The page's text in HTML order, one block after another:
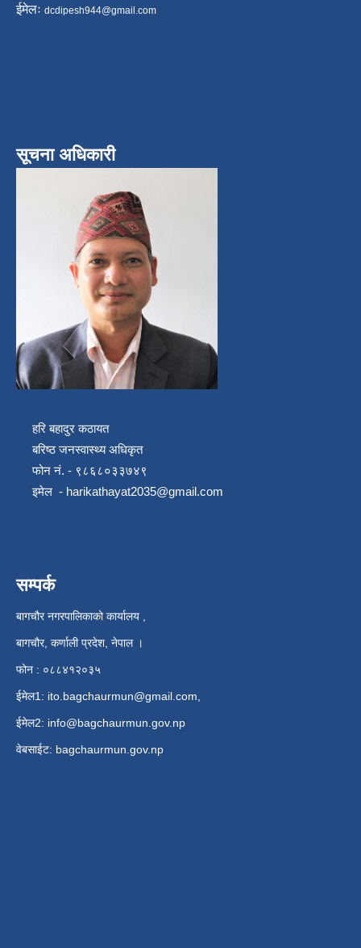
ईमेलः dcdipesh944@gmail.com
सूचना अधिकारी
हरि बहादुर कठायत
बरिष्ठ जनस्वास्थ्य अधिकृत
फोन नं. - ९८६८०३३७४९
इमेल - harikathayat2035@gmail.com
सम्पर्क
बागचौर नगरपालिकाको कार्यालय ,
बागचौर, कर्णाली प्रदेश, नेपाल ।
फोन : ०८८४१२०३५
ईमेल1: ito.bagchaurmun@gmail.com
ईमेल2: info@bagchaurmun.gov.np
वे‍बसाईट: bagchaurmun.gov.np